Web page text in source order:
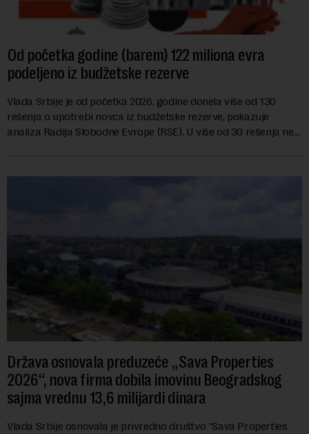
Od početka godine (barem) 122 miliona evra
podeljeno iz budžetske rezerve
Vlada Srbije je od početka 2026. godine donela više od 130
rešenja o upotrebi novca iz budžetske rezerve, pokazuje
analiza Radija Slobodne Evrope (RSE). U više od 30 rešenja ne
Država osnovala preduzeće „Sava Properties
2026“, nova firma dobila imovinu Beogradskog
sajma vrednu 13,6 milijardi dinara
Vlada Srbije osnovala je privredno društvo "Sava Properties